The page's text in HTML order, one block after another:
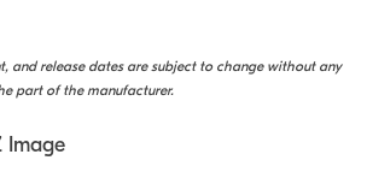
and release dates are subject to change without any
part of the manufacturer.
Image